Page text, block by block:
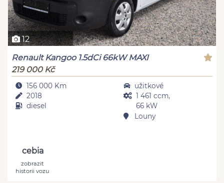
12
Renault Kangoo 1.5dCi 66kW MAXI
219 000 Kč
156 000 Km
2018
diesel
užitkové
1 461 ccm,
66 kW
Louny
cebia
zobrazit
historii vozu